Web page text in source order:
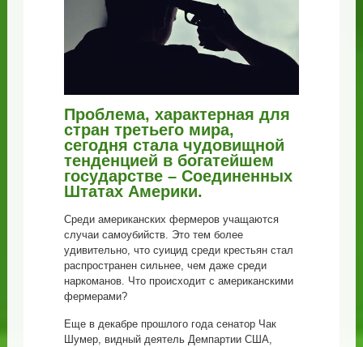
Проблема, характерная для
стран третьего мира,
сегодня стала чудовищной
тенденцией в богатейшем
государстве – Соединенных
Штатах Америки.
Среди американских фермеров учащаются
случаи самоубийств. Это тем более
удивительно, что суицид среди крестьян стал
распространен сильнее, чем даже среди
наркоманов. Что происходит с американскими
фермерами?
Еще в декабре прошлого года сенатор Чак
Шумер, видный деятель Демпартии США,